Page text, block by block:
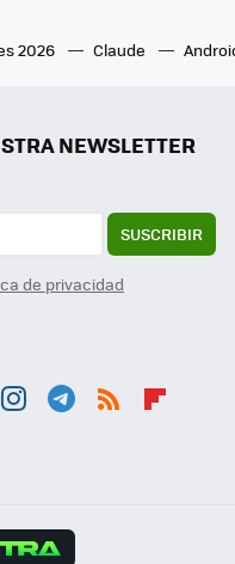
2026 Claude
NEWSLETTER
SUSCRIBIR
de privacidad